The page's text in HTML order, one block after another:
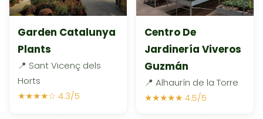
Garden Catalunya
Plants
📍 Sant Vicenç dels
Horts
★★★★☆ 4.3/5
Centro De
Jardinería Viveros
Guzmán
📍 Alhaurín de la Torre
★★★★★ 4.5/5